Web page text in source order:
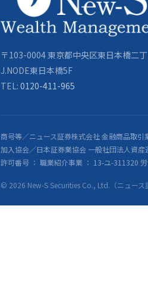
〒103-0004 東京都中央区東日本橋二
J.NODE東日本橋5F
TEL: 0120-411-965
商号等／ニュース証券株式会社 金融商品取
加入協会／日本証券業協会 一般社団法人資産
許可番号 ： 職業紹介事業 ： 13-ユ-311320
© 2026 New-S Securities Co., Ltd.（ニュース